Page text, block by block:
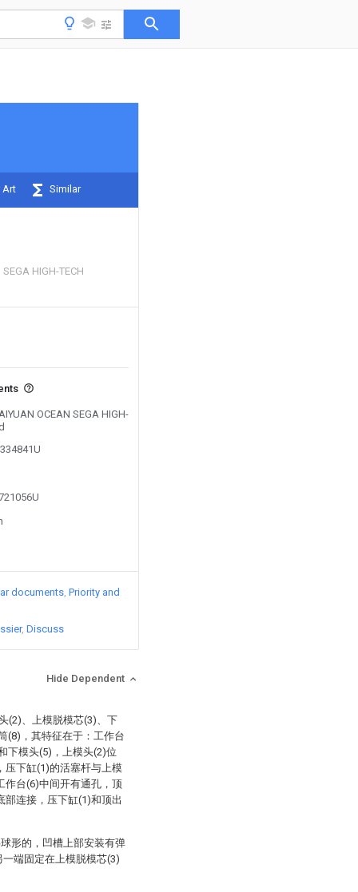
Art Similar
HIGH-TECH
OCEAN SEGA HIGH-
documents Priority and
Discuss
Hide Dependent
(2)、上模脱模芯(3)、下
(8)，其特征在于：工作台
下模头(5)，上模头(2)位
压下缸(1)的活塞杆与上模
作台(6)中间开有通孔，顶
连接，压下缸(1)和顶出
形的，凹槽上部安装有弹
端固定在上模脱模芯(3)